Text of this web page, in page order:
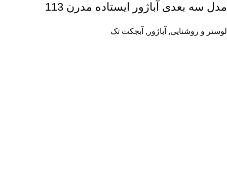
مدل سه بعدی آباژور ایستاده مدرن 113
لوستر و روشنایی, آباژور , آبجکت تک